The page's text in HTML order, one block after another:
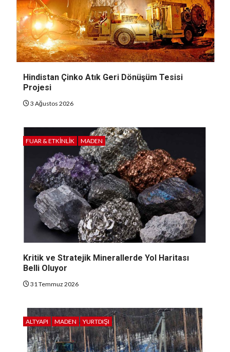
Hindistan Çinko Atık Geri Dönüşüm Tesisi
Projesi
3 Ağustos 2026
FUAR & ETKINLIK MADEN
Kritik ve Stratejik Minerallerde Yol Haritası
Belli Oluyor
31 Temmuz 2026
ALTYAPI MADEN YURTDIŞI